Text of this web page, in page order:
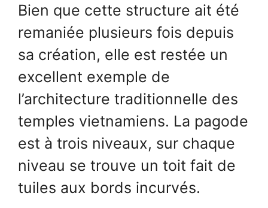
Bien que cette structure ait été
remaniée plusieurs fois depuis
sa création, elle est restée un
excellent exemple de
l’architecture traditionnelle des
temples vietnamiens. La pagode
est à trois niveaux, sur chaque
niveau se trouve un toit fait de
tuiles aux bords incurvés.